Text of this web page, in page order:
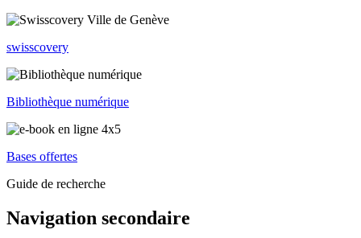
swisscovery
Bibliothèque numérique
Bases offertes
Guide de recherche
Navigation secondaire